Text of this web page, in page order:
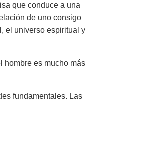
que conduce a una
de uno consigo
el universo espiritual y
hombre es mucho más
fundamentales. Las